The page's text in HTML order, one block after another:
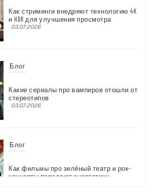
Как стриминги внедряют технологию 4K
и HDR для улучшения просмотра
03.07.2026
Блог
Какие сериалы про вампиров отошли от
стереотипов
03.07.2026
Блог
Как фильмы про зелёный театр и рок-
концерты передают энергетику